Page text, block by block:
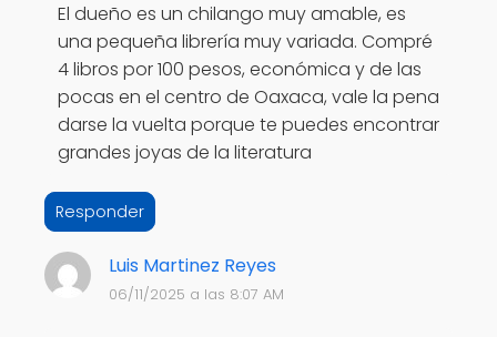
El dueño es un chilango muy amable, es
una pequeña librería muy variada. Compré
4 libros por 100 pesos, económica y de las
pocas en el centro de Oaxaca, vale la pena
darse la vuelta porque te puedes encontrar
grandes joyas de la literatura
Responder
Luis Martinez Reyes
06/11/2025 a las 8:07 AM